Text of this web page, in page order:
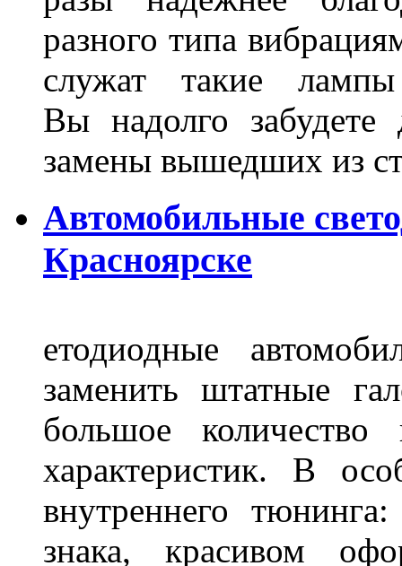
разного типа
служат такие
Вы надолго забудете
замены вышедших из
Автомобильные
Красноярске
етодиодные
заменить штатные
большое
характеристик. В
внутреннего
знака, красивом